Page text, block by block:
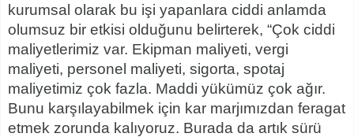
kurumsal olarak bu işi yapanlara ciddi anlamda
olumsuz bir etkisi olduğunu belirterek, “Çok ciddi
maliyetlerimiz var. Ekipman maliyeti, vergi
maliyeti, personel maliyeti, sigorta, spotaj
maliyetimiz çok fazla. Maddi yükümüz çok ağır.
Bunu karşılayabilmek için kar marjımızdan feragat
etmek zorunda kalıyoruz. Burada da artık sürü